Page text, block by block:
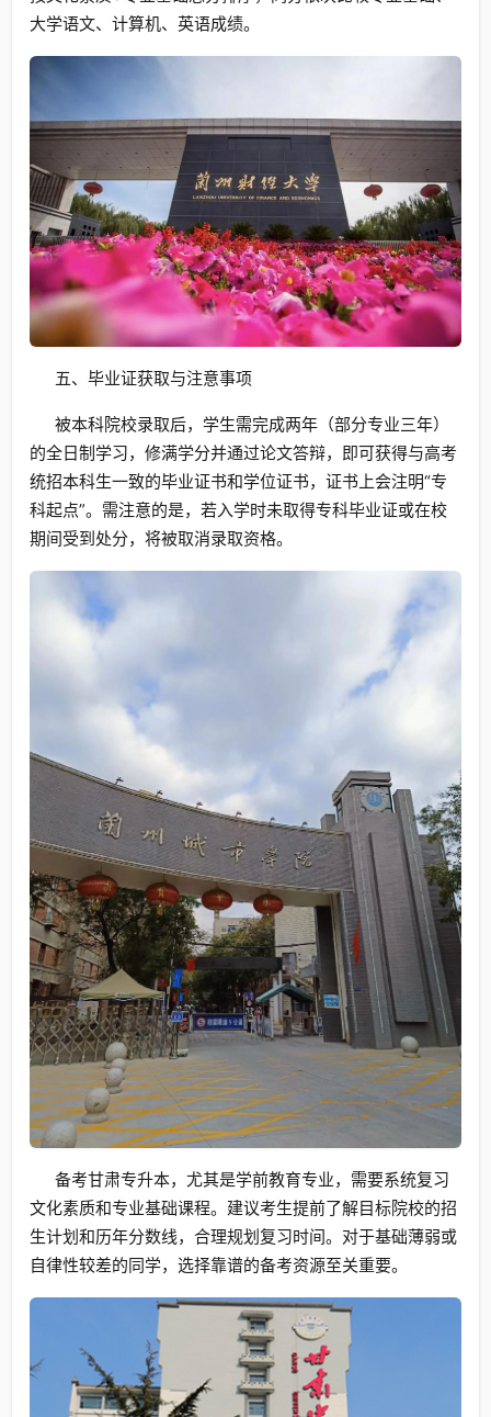
大学语文、计算机、英语成绩。
五、毕业证获取与注意事项
被本科院校录取后，学生需完成两年（部分专业三年）
的全日制学习，修满学分并通过论文答辩，即可获得与高考
统招本科生一致的毕业证书和学位证书，证书上会注明“专
科起点”。需注意的是，若入学时未取得专科毕业证或在校
期间受到处分，将被取消录取资格。
备考甘肃专升本，尤其是学前教育专业，需要系统复习
文化素质和专业基础课程。建议考生提前了解目标院校的招
生计划和历年分数线，合理规划复习时间。对于基础薄弱或
自律性较差的同学，选择靠谱的备考资源至关重要。